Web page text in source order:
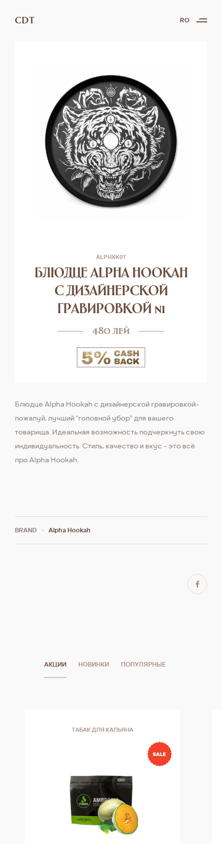
CDT RO
ALPHXK01
БЛЮДЦЕ ALPHA HOOKAH
C ДИЗАЙНЕРСКОЙ
ГРАВИРОВКОЙ n1
480 лей
Блюдце Alpha Hookah с дизайнерской гравировкой-
пожалуй, лучший "головной убор" для вашего
товарища. Идеальная возможность подчеркнуть свою
индивидуальность. Стиль, качество и вкус - это всё
про Alpha Hookah.
BRAND Alpha Hookah
АКЦИИ НОВИНКИ ПОПУЛЯРНЫЕ
ТАБАК ДЛЯ КАЛЬЯНА